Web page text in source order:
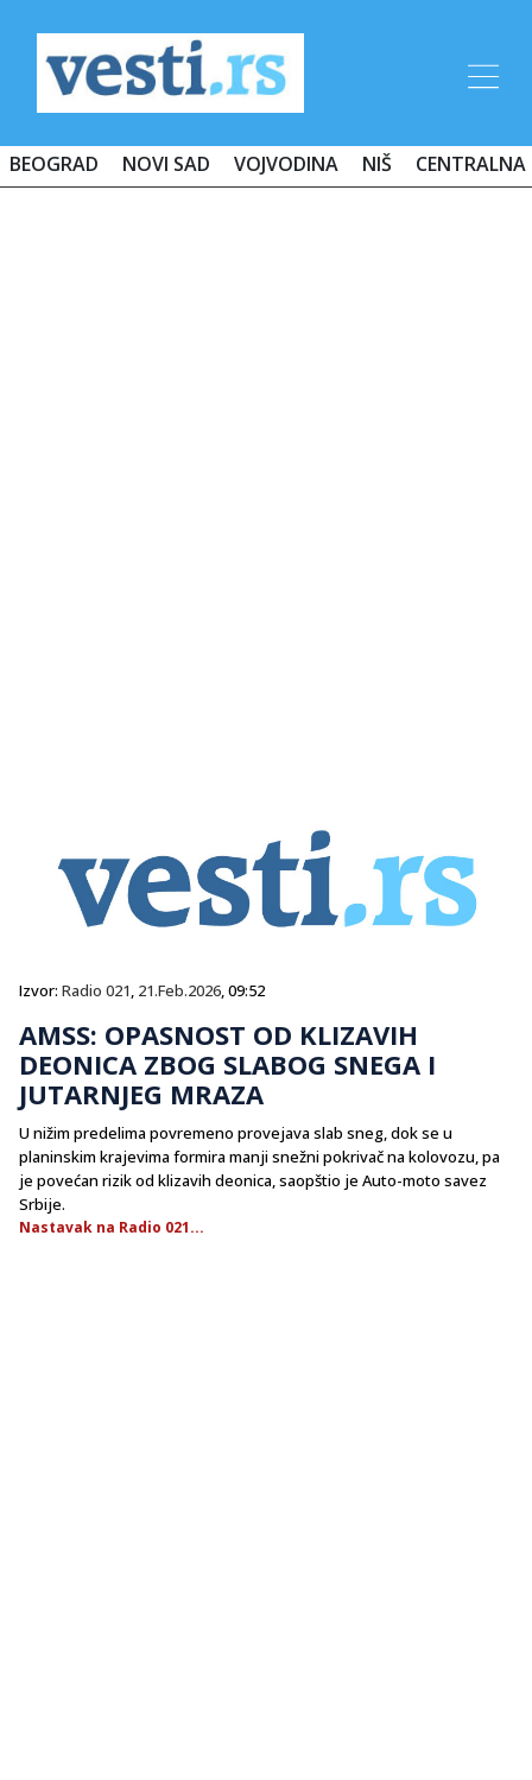
BEOGRAD NOVI SAD VOJVODINA NIŠ CENTRALNA
Izvor: Radio 021, 21.Feb.2026, 09:52
AMSS: OPASNOST OD KLIZAVIH
DEONICA ZBOG SLABOG SNEGA I
JUTARNJEG MRAZA
U nižim predelima povremeno provejava slab sneg, dok se u
planinskim krajevima formira manji snežni pokrivač na kolovozu, pa
je povećan rizik od klizavih deonica, saopštio je Auto-moto savez
Srbije.
Nastavak na Radio 021...